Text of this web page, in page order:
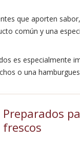
que aporten
común y una
es especialmente
o una
Preparados
frescos